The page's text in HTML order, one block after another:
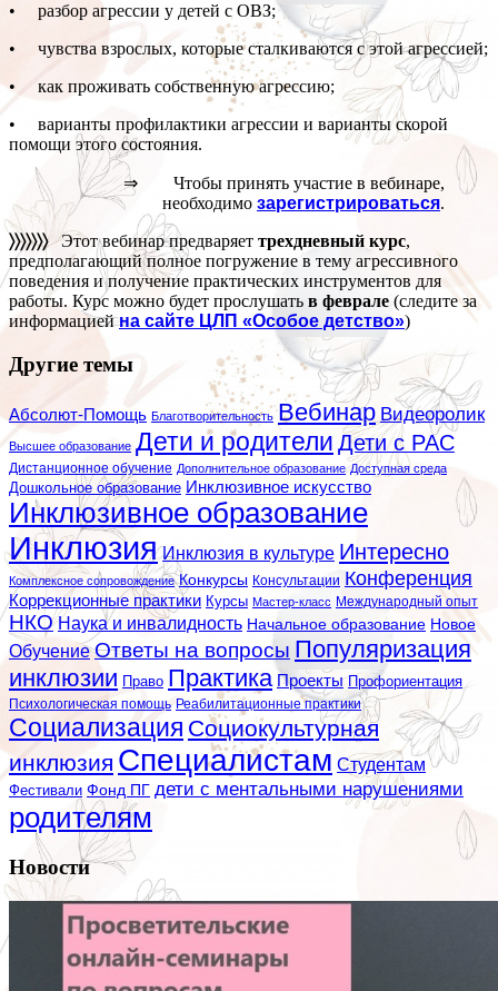
• разбор агрессии у детей с ОВЗ;
• чувства взрослых, которые сталкиваются с этой агрессией;
• как проживать собственную агрессию;
• варианты профилактики агрессии и варианты скорой
помощи этого состояния.
⇒ Чтобы принять участие в вебинаре,
необходимо зарегистрироваться.
〉〉〉〉〉〉〉Этот вебинар предваряет трехдневный курс,
предполагающий полное погружение в тему агрессивного
поведения и получение практических инструментов для
работы. Курс можно будет прослушать в феврале (следите за
информациейна сайте ЦЛП «Особое детство»)
Другие темы
Абсолют-Помощь Благотворительность Вебинар Видеоролик
Высшее образование Дети и родители Дети с РАС
Дистанционное обучение Дополнительное образование Доступная среда
Дошкольное образование Инклюзивное искусство
Инклюзивное образование
Инклюзия Инклюзия в культуре Интересно
Комплексное сопровождение Конкурсы Консультации Конференция
Коррекционные практики Курсы Мастер-класс Международный опыт
НКО Наука и инвалидность Начальное образование Новое
Обучение Ответы на вопросы Популяризация
инклюзии Право Практика Проекты Профориентация
Психологическая помощь Реабилитационные практики
Социализация Социокультурная
инклюзия Специалистам Студентам
Фестивали Фонд ПГ дети с ментальными нарушениями
родителям
Новости